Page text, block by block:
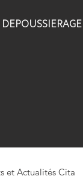
DEPOUSSIERAGE
et Actualités Cita